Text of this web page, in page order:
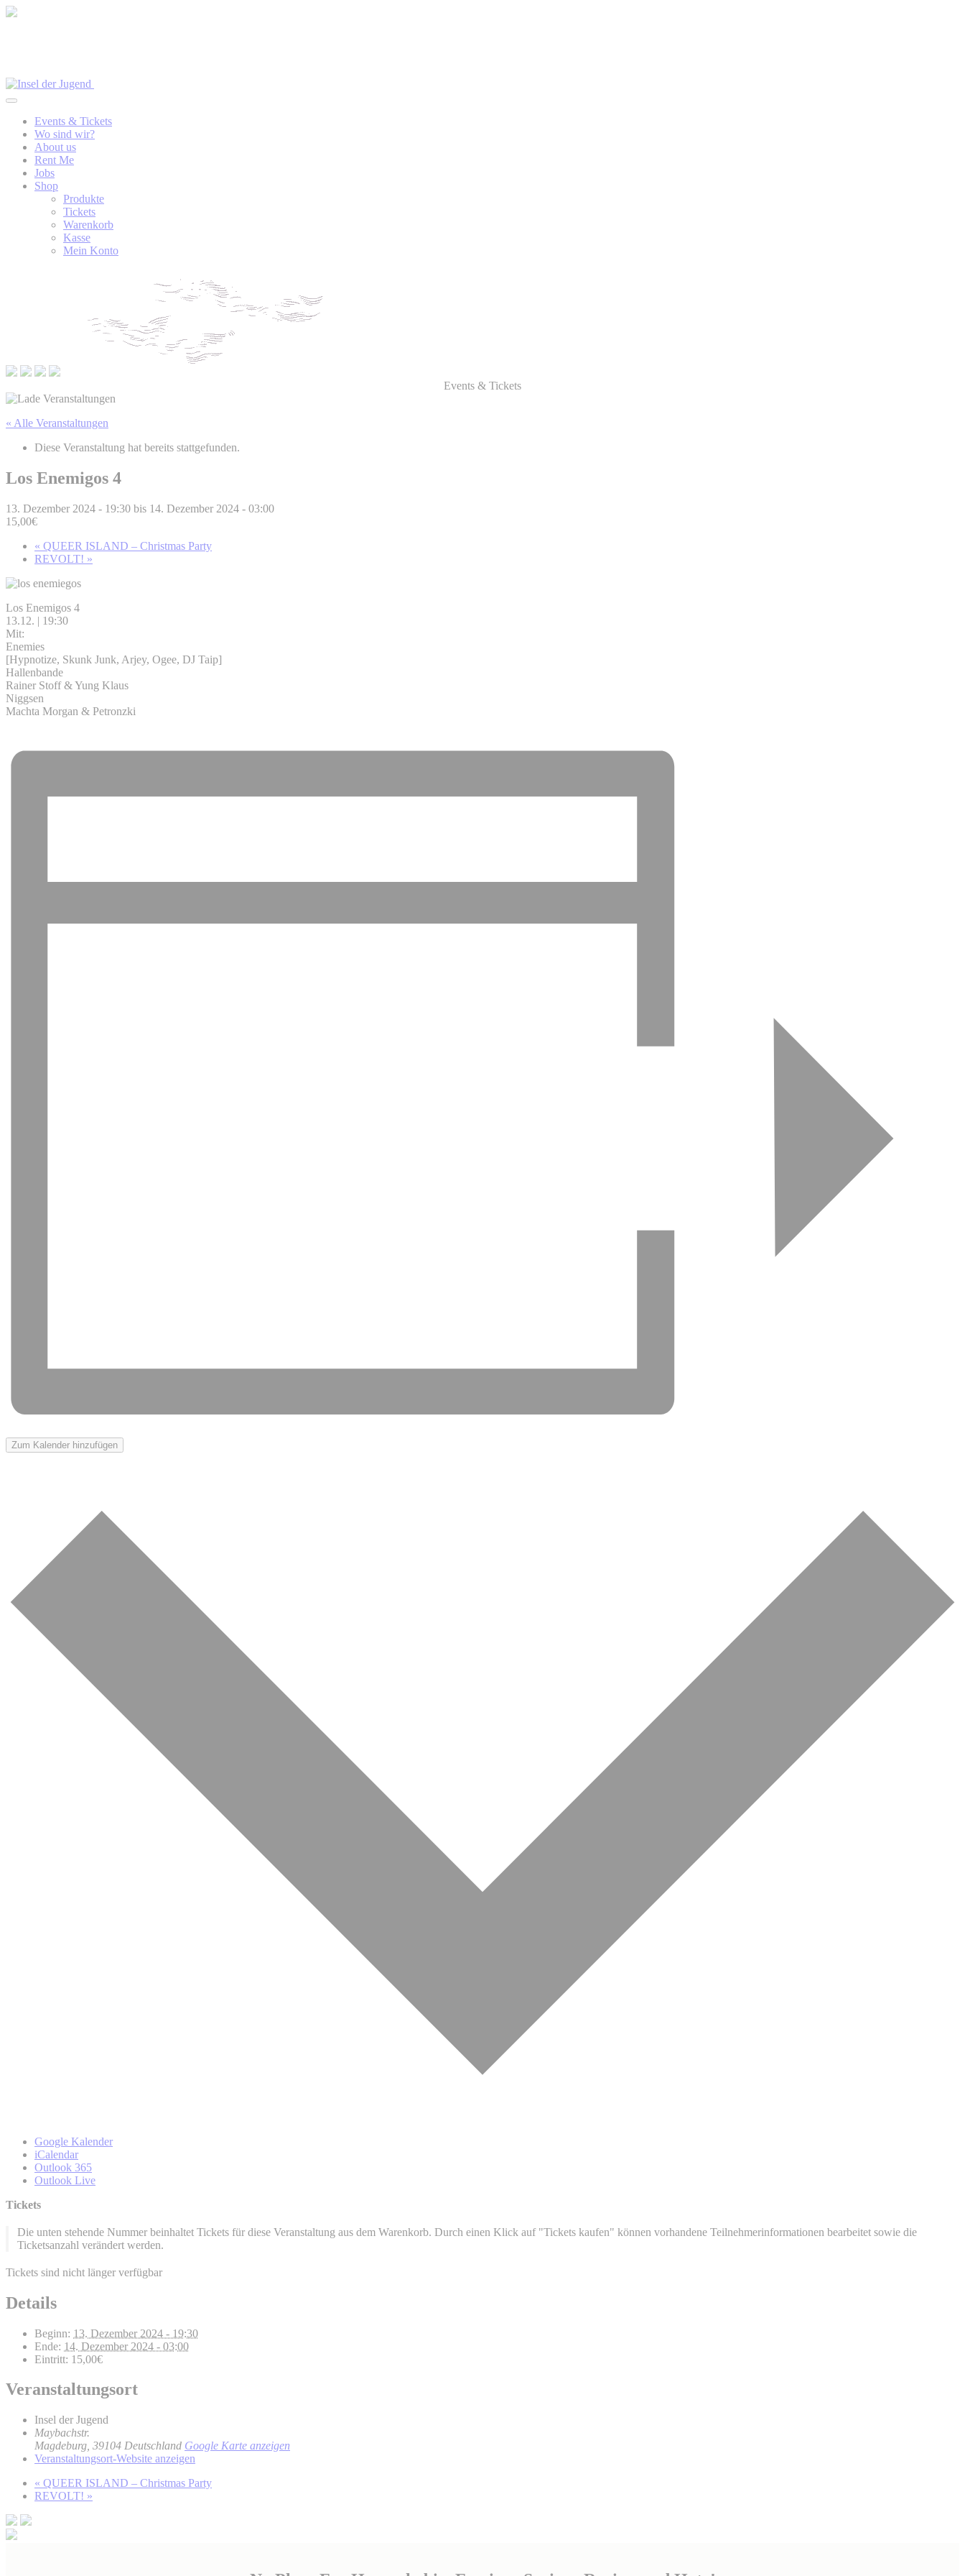
Events & Tickets
Wo sind wir?
About us
Rent Me
Jobs
Shop
Produkte
Tickets
Warenkorb
Kasse
Mein Konto
Events & Tickets
« Alle Veranstaltungen
Diese Veranstaltung hat bereits stattgefunden.
Los Enemigos 4
13. Dezember 2024 - 19:30 bis 14. Dezember 2024 - 03:00
15,00€
« QUEER ISLAND – Christmas Party
REVOLT! »
Los Enemigos 4
13.12. | 19:30
Mit:
Enemies
[Hypnotize, Skunk Junk, Arjey, Ogee, DJ Taip]
Hallenbande
Rainer Stoff & Yung Klaus
Niggsen
Machta Morgan & Petronzki
Zum Kalender hinzufügen
Google Kalender
iCalendar
Outlook 365
Outlook Live
Tickets
Die unten stehende Nummer beinhaltet Tickets für diese Veranstaltung aus dem Warenkorb. Durch einen Klick auf "Tickets kaufen" können vorhandene Teilnehmerinformationen bearbeitet sowie die
Ticketsanzahl verändert werden.
Tickets sind nicht länger verfügbar
Details
Beginn: 13. Dezember 2024 - 19:30
Ende: 14. Dezember 2024 - 03:00
Eintritt: 15,00€
Veranstaltungsort
Insel der Jugend
Maybachstr.
Magdeburg 39104 Deutschland Google Karte anzeigen
Veranstaltungsort-Website anzeigen
« QUEER ISLAND – Christmas Party
REVOLT! »